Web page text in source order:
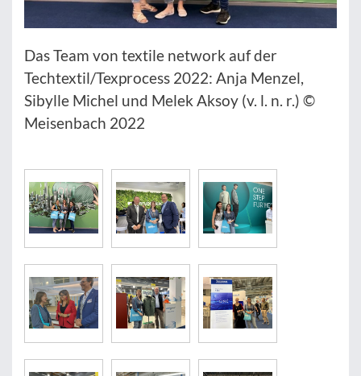
Das Team von textile network auf der
Techtextil/Texprocess 2022: Anja Menzel,
Sibylle Michel und Melek Aksoy (v. l. n. r.) ©
Meisenbach 2022